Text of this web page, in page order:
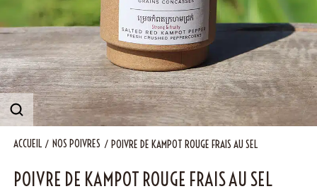
NOUS RENDRE VISITE
Contact
ACCUEIL NOS POIVRES POIVRE DE KAMPOT ROUGE FRAIS AU SEL
POIVRE DE KAMPOT ROUGE FRAIS AU SEL